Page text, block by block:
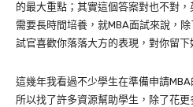
的最大重點；其實這個答案對也不對
需要長時間培養，就MBA面試來說，
試官喜歡你落落大方的表現，對你留下
這幾年我看過不少學生在準備申請
所以找了許多資源幫助學生，除了花